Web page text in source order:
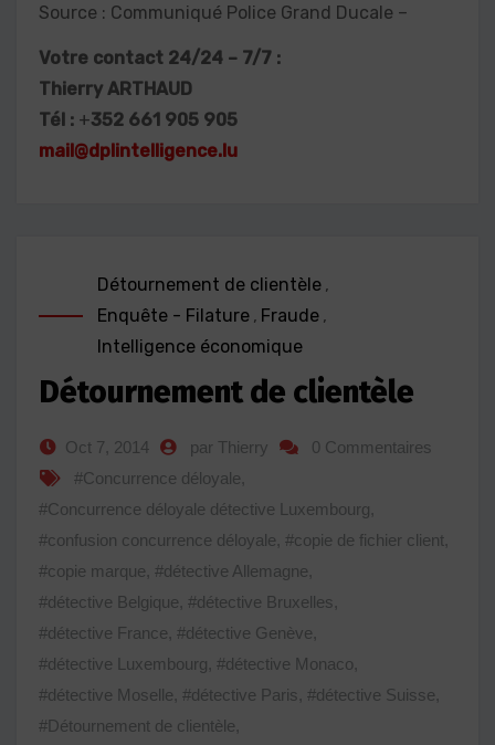
Source : Communiqué Police Grand Ducale –
Votre contact 24/24 – 7/7 :
Thierry ARTHAUD
Tél : +352 661 905 905
mail@dplintelligence.lu
Détournement de clientèle ,
Enquête - Filature , Fraude ,
Intelligence économique
Détournement de clientèle
Oct 7, 2014 par Thierry
0 Commentaires
#Concurrence déloyale,
#Concurrence déloyale détective Luxembourg,
#confusion concurrence déloyale, #copie de fichier client,
#copie marque, #détective Allemagne,
#détective Belgique, #détective Bruxelles,
#détective France, #détective Genève,
#détective Luxembourg, #détective Monaco,
#détective Moselle, #détective Paris, #détective Suisse,
#Détournement de clientèle,